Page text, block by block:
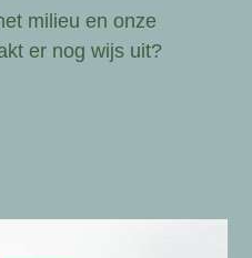
milieu en onze
er nog wijs uit?